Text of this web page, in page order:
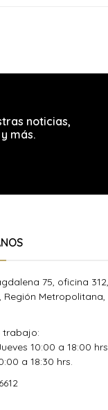
noticias,
más.
75, oficina 312,
Región Metropolitana,
trabajo:
10:00 a 18:00 hrs.
a 18:30 hrs.